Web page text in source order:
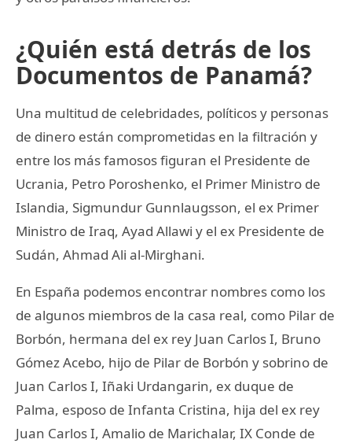
¿Quién está detrás de los
Documentos de Panamá?
Una multitud de celebridades, políticos y personas
de dinero están comprometidas en la filtración y
entre los más famosos figuran el Presidente de
Ucrania, Petro Poroshenko, el Primer Ministro de
Islandia, Sigmundur Gunnlaugsson, el ex Primer
Ministro de Iraq, Ayad Allawi y el ex Presidente de
Sudán, Ahmad Ali al-Mirghani.
En España podemos encontrar nombres como los
de algunos miembros de la casa real, como Pilar de
Borbón, hermana del ex rey Juan Carlos I, Bruno
Gómez Acebo, hijo de Pilar de Borbón y sobrino de
Juan Carlos I, Iñaki Urdangarin, ex duque de
Palma, esposo de Infanta Cristina, hija del ex rey
Juan Carlos I, Amalio de Marichalar, IX Conde de